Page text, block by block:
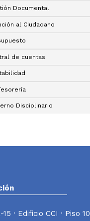
Documental
al Ciudadano
de cuentas
Disciplinario
· Edificio CCI · Piso 10